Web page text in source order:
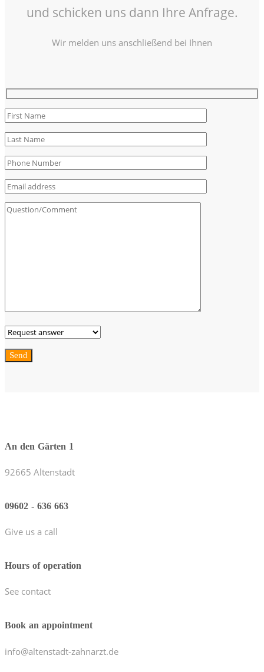
und schicken uns dann Ihre Anfrage.
Wir melden uns anschließend bei Ihnen
An den Gärten 1
92665 Altenstadt
09602 - 636 663
Give us a call
Hours of operation
See contact
Book an appointment
info@altenstadt-zahnarzt.de